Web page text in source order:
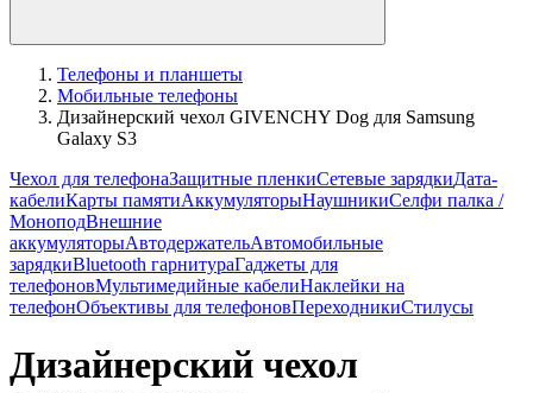
Телефоны и планшеты
Мобильные телефоны
Дизайнерский чехол GIVENCHY Dog для Samsung
Galaxy S3
Чехол для телефонаЗащитные пленкиСетевые зарядкиДата-
кабелиКарты памятиАккумуляторыНаушникиСелфи палка /
МоноподВнешние
аккумуляторыАвтодержательАвтомобильные
зарядкиBluetooth гарнитураГаджеты для
телефоновМультимедийные кабелиНаклейки на
телефонОбъективы для телефоновПереходникиСтилусы
Дизайнерский чехол